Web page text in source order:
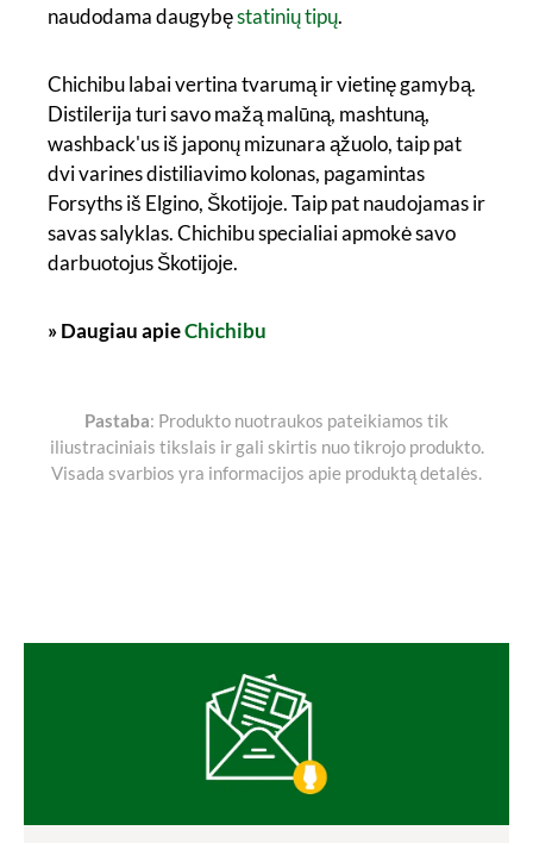
naudodama daugybęstatinių tipų.
Chichibu labai vertina tvarumą ir vietinę gamybą.
Distilerija turi savo mažą malūną, mashtuną,
washback'us iš japonų mizunara ąžuolo, taip pat
dvi varines distiliavimo kolonas, pagamintas
Forsyths iš Elgino, Škotijoje. Taip pat naudojamas ir
savas salyklas. Chichibu specialiai apmokė savo
darbuotojus Škotijoje.
» Daugiau apieChichibu
Pastaba: Produkto nuotraukos pateikiamos tik
iliustraciniais tikslais ir gali skirtis nuo tikrojo produkto.
Visada svarbios yra informacijos apie produktą detalės.